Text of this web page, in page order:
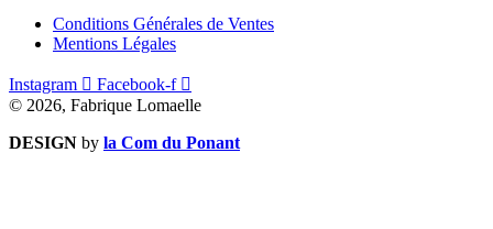
Conditions Générales de Ventes
Mentions Légales
Instagram
Facebook-f
© 2026, Fabrique Lomaelle
DESIGN by la Com du Ponant